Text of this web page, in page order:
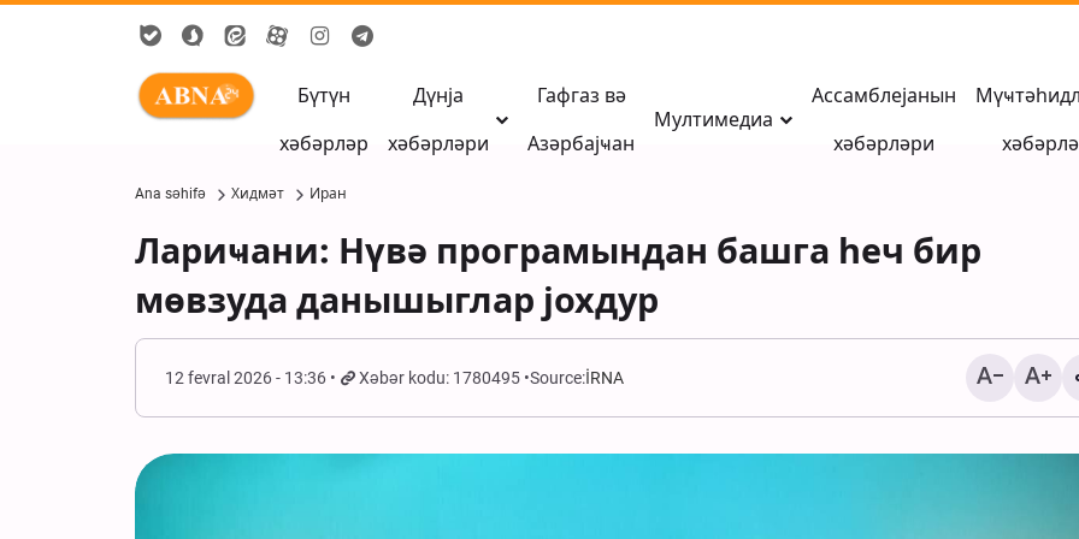
Бүтүн
хәбәрләр
Дүнја
хәбәрләри
Гафгаз вә
Азәрбајҹан
Мултимедиа
Ассамблејанын
хәбәрләри
Ana səhifə Хидмәт Иран
Лариҹани: Нүвә програмындан башга һеч бир
мөвзуда данышыглар јохдур
12 fevral 2026 - 13:36 Xəbər kodu: 1780495 Source:İRNA
АБШ ишғалчы